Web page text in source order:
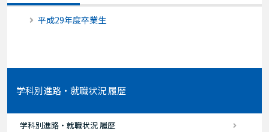
平成29年度卒業生
学科別進路・就職状況 履歴
学科別進路・就職状況 履歴